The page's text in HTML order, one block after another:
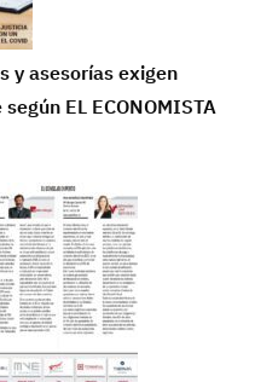
y asesorías exigen
EL ECONOMISTA